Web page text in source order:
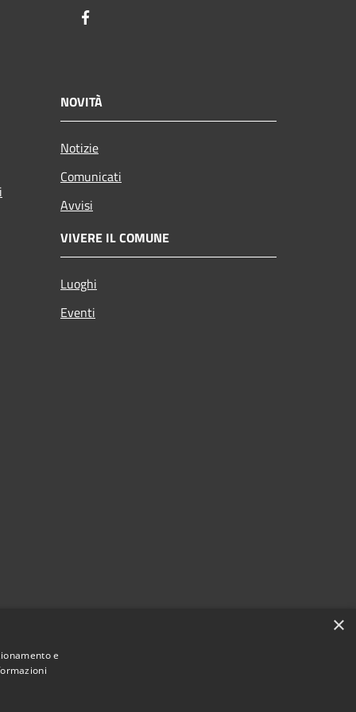
NOVITÀ
Notizie
Comunicati
Avvisi
VIVERE IL COMUNE
Luoghi
Eventi
×
e